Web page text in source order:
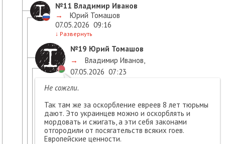
№11 Владимир Иванов
→
Юрий Томашов
07.05.2026 09:16
↓ Развернуть
№19 Юрий Томашов
→
Владимир Иванов,
07.05.2026 07:23
Не сожгли.
Так там же за оскорбление евреев 8 лет тюрьмы
дают. Это украинцев можно и оскорблять и
мордовать и сжигать, а эти себя законами
отгородили от посягательств всяких гоев.
Европейские ценности.